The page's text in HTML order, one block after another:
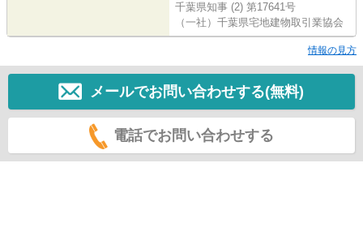
千葉県知事 (2) 第17641号
（一社）千葉県宅地建物取引業協会
情報の見方
メールでお問い合わせする(無料)
電話でお問い合わせする